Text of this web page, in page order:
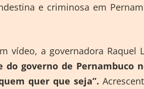
e criminosa em
vídeo, a governadora Raquel
do governo de Pernambuco
quer que seja”.